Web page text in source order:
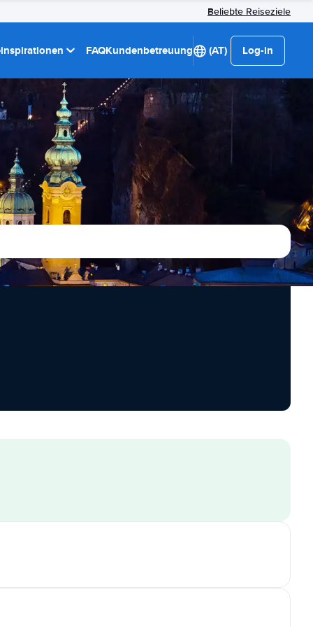
Beliebte Reiseziele
FAQKundenbetreuung (AT) Log-in